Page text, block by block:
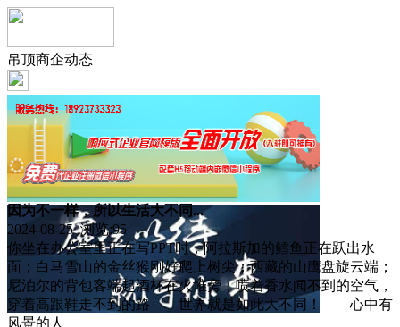
吊顶商企动态
因为不一样，所以生活大不同...
2024-08-25 浏览:95
你坐在办公室里正在写PPT时，阿拉斯加的鳕鱼正在跃出水
面；白马雪山的金丝猴刚好爬上树尖；西藏的山鹰盘旋云端；
尼泊尔的背包客端起酒杯在火堆旁；喷着香水闻不到的空气，
穿着高跟鞋走不到的路——世界就是如此大不同！——心中有
风景的人